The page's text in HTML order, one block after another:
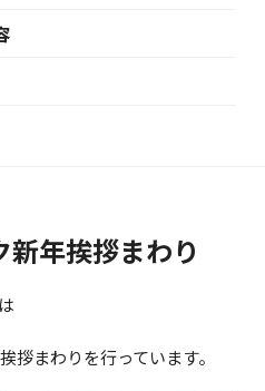
新年挨拶まわり
拶まわりを行っています。